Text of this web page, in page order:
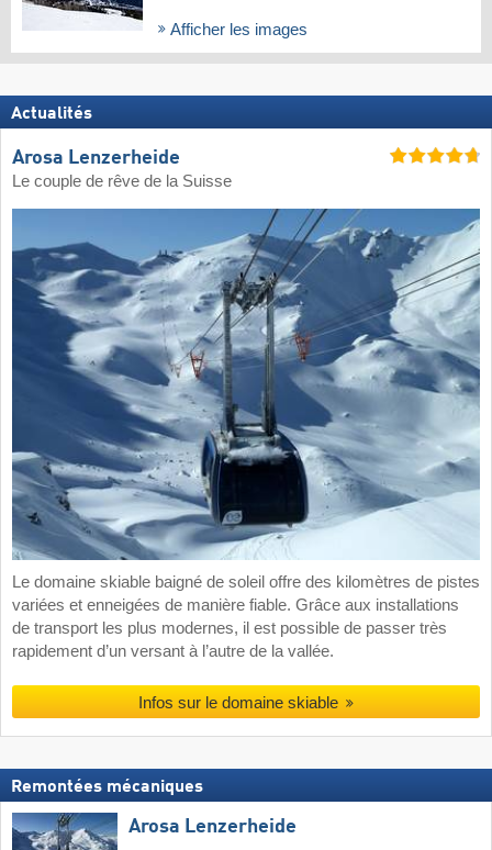
Afficher les images
Actualités
Arosa Lenzerheide
Le couple de rêve de la Suisse
Le domaine skiable baigné de soleil offre des kilomètres de pistes
variées et enneigées de manière fiable. Grâce aux installations
de transport les plus modernes, il est possible de passer très
rapidement d’un versant à l’autre de la vallée.
Infos sur le domaine skiable
Remontées mécaniques
Arosa Lenzerheide